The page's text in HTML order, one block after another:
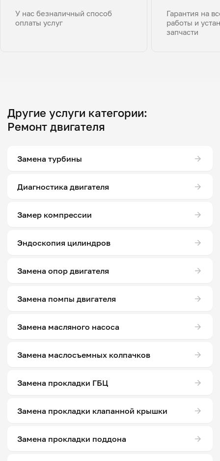
У нас безналичный способ
оплаты услуг
Гарантия на
работы и
запчасти
Другие услуги категории:
Ремонт двигателя
Замена турбины
Диагностика двигателя
Замер компрессии
Эндоскопия цилиндров
Замена опор двигателя
Замена помпы двигателя
Замена масляного насоса
Замена маслосъемных колпачков
Замена прокладки ГБЦ
Замена прокладки клапанной крышки
Замена прокладки поддона